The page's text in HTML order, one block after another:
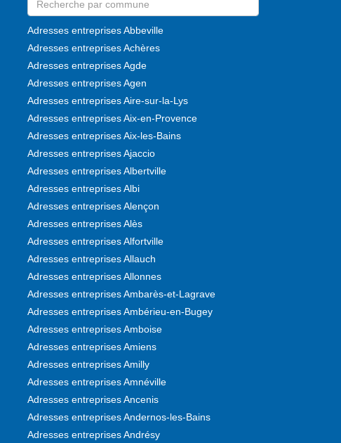
Adresses entreprises Abbeville
Adresses entreprises Achères
Adresses entreprises Agde
Adresses entreprises Agen
Adresses entreprises Aire-sur-la-Lys
Adresses entreprises Aix-en-Provence
Adresses entreprises Aix-les-Bains
Adresses entreprises Ajaccio
Adresses entreprises Albertville
Adresses entreprises Albi
Adresses entreprises Alençon
Adresses entreprises Alès
Adresses entreprises Alfortville
Adresses entreprises Allauch
Adresses entreprises Allonnes
Adresses entreprises Ambarès-et-Lagrave
Adresses entreprises Ambérieu-en-Bugey
Adresses entreprises Amboise
Adresses entreprises Amiens
Adresses entreprises Amilly
Adresses entreprises Amnéville
Adresses entreprises Ancenis
Adresses entreprises Andernos-les-Bains
Adresses entreprises Andrésy